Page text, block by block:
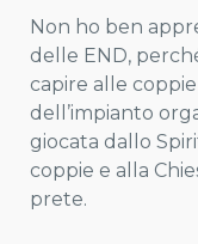
Non ho ben
delle END,
capire alle
dell’impianto
giocata dallo
coppie e alla
prete.